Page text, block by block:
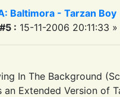
Baltimora - Tarzan Boy
: 15-11-2006 20:11:33 »
In The Background
an Extended Version of